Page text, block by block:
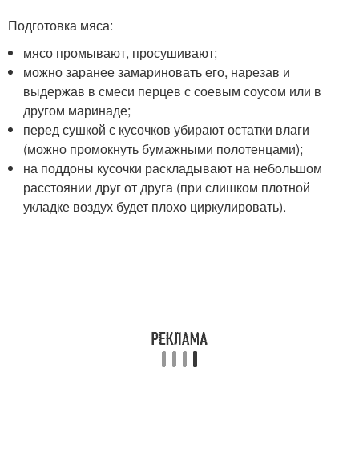
Подготовка мяса:
мясо промывают, просушивают;
можно заранее замариновать его, нарезав и
выдержав в смеси перцев с соевым соусом или в
другом маринаде;
перед сушкой с кусочков убирают остатки влаги
(можно промокнуть бумажными полотенцами);
на поддоны кусочки раскладывают на небольшом
расстоянии друг от друга (при слишком плотной
укладке воздух будет плохо циркулировать).